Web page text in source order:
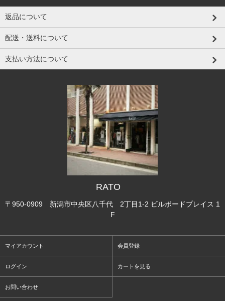
返品について
配送・送料について
支払い方法について
RATO
〒950-0909 新潟市中央区八千代 2丁目1-2 ビルボードプレイス 1
F
マイアカウント 会員登録
ログイン カートを見る
お問い合わせ